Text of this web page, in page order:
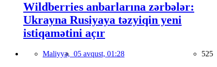
Wildberries anbarlarına zərbələr:
Ukrayna Rusiyaya təzyiqin yeni
istiqamətini açır
Maliyyə, 05 avqust, 01:28 525